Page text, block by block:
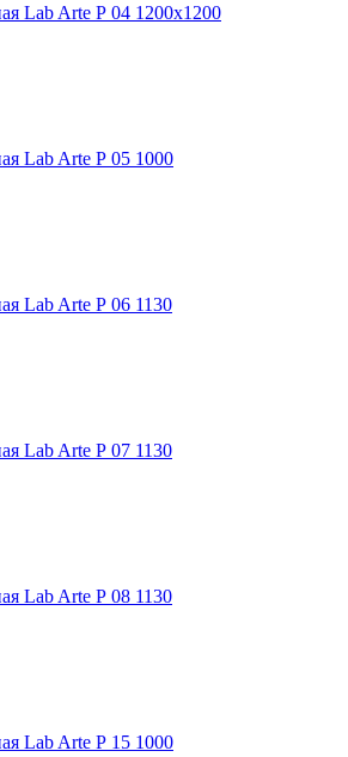
Lab Arte Р 04 1200х1200
Lab Arte Р 05 1000
Lab Arte Р 06 1130
Lab Arte Р 07 1130
Lab Arte Р 08 1130
Lab Arte Р 15 1000